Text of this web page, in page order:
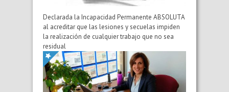
Declarada la Incapacidad Permanente ABSOLUTA
al acreditar que las lesiones y secuelas impiden
la realización de cualquier trabajo que no sea
residual